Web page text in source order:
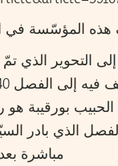
بورقيبة
الذي بادر
مباشرة بعد